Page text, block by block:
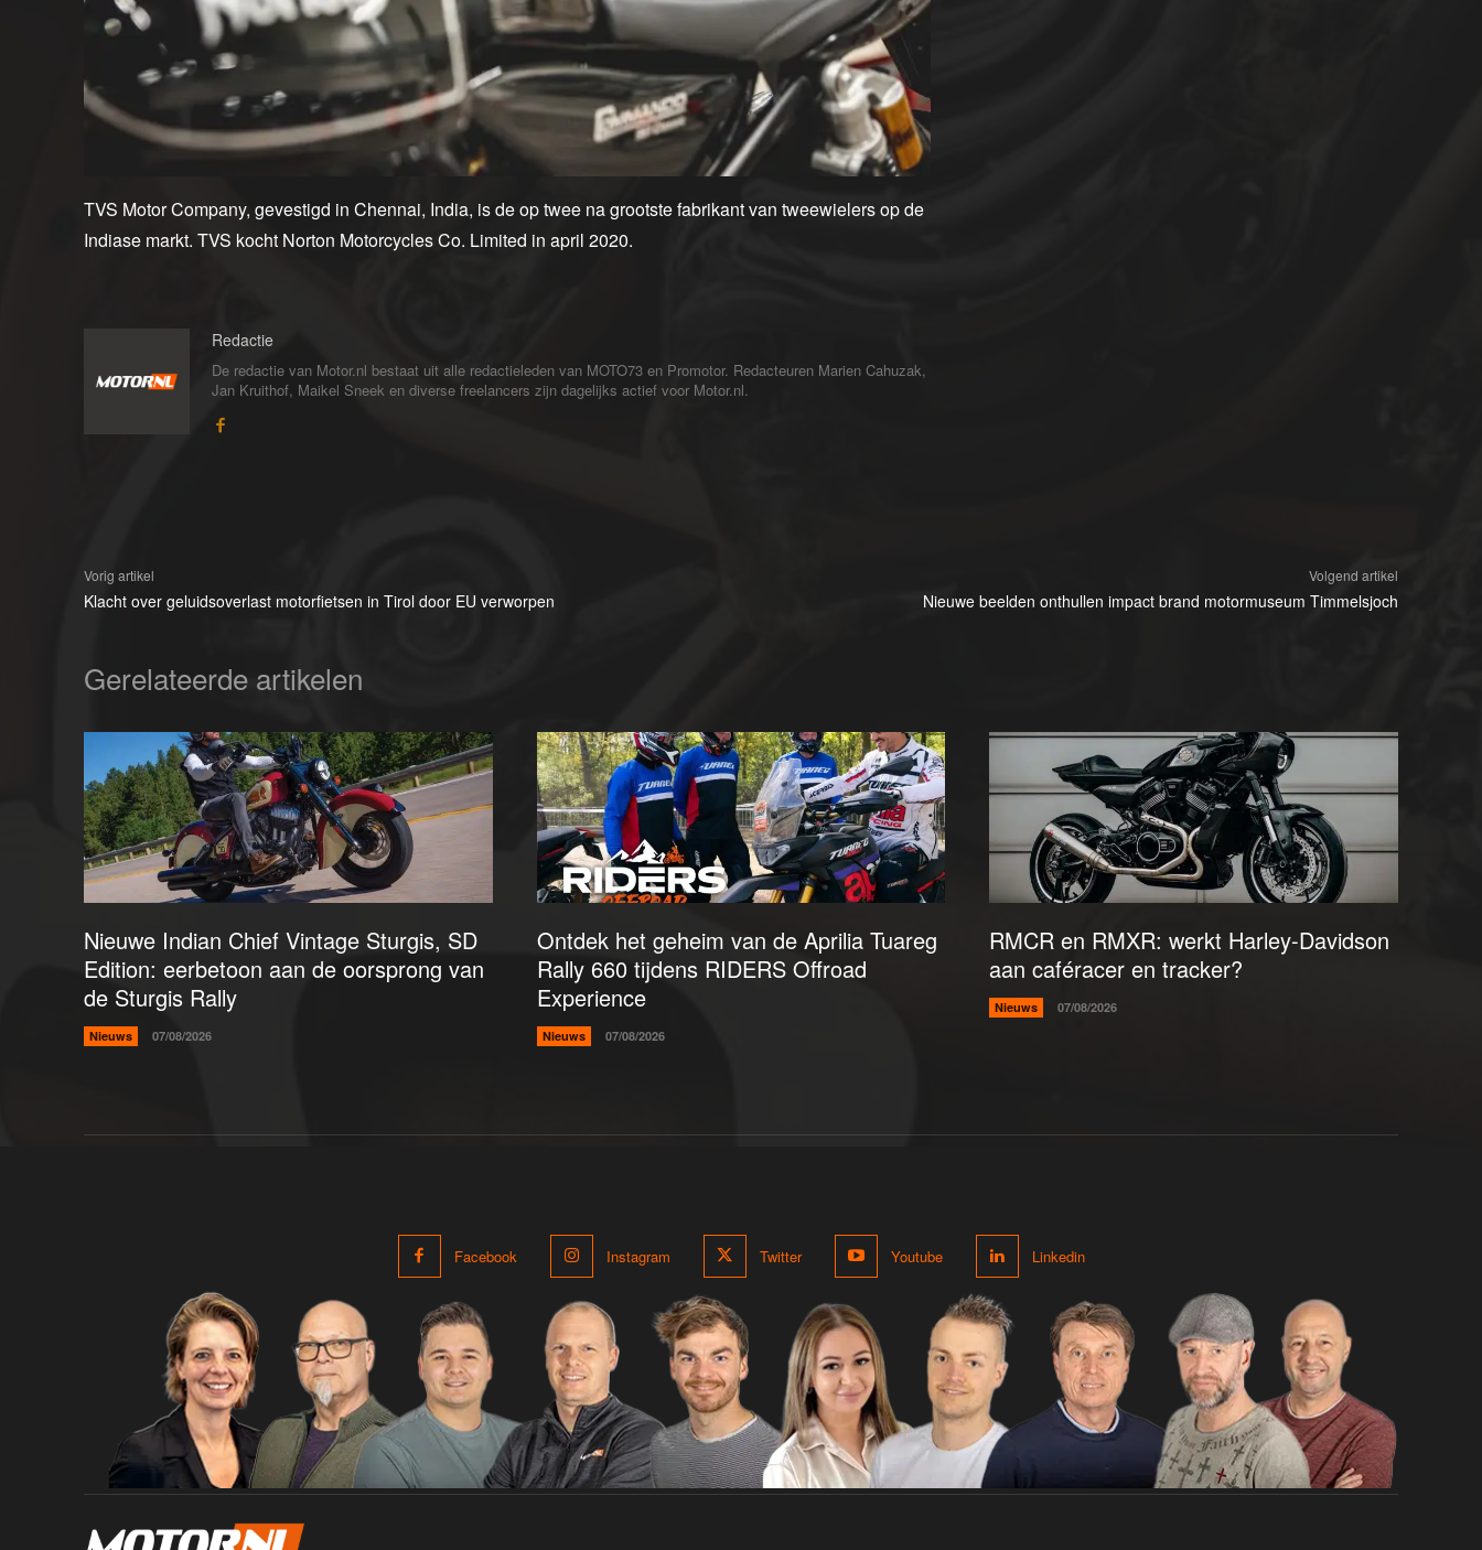
TVS Motor Company, gevestigd in Chennai, India, is de op twee na grootste fabrikant van tweewielers op de
Indiase markt. TVS kocht Norton Motorcycles Co. Limited in april 2020.
Redactie
De redactie van Motor.nl bestaat uit alle redactieleden van MOTO73 en Promotor. Redacteuren Marien Cahuzak,
Jan Kruithof, Maikel Sneek en diverse freelancers zijn dagelijks actief voor Motor.nl.
Vorig artikel
Klacht over geluidsoverlast motorfietsen in Tirol door EU verworpen
Volgend artikel
Nieuwe beelden onthullen impact brand motormuseum Timmelsjoch
Gerelateerde artikelen
Nieuwe Indian Chief Vintage Sturgis, SD
Edition: eerbetoon aan de oorsprong van
de Sturgis Rally
Nieuws 07/08/2026
Ontdek het geheim van de Aprilia Tuareg
Rally 660 tijdens RIDERS Offroad
Experience
Nieuws 07/08/2026
RMCR en RMXR: werkt Harley-Davidson
aan caféracer en tracker?
Nieuws 07/08/2026
Facebook Instagram Twitter Youtube Linkedin